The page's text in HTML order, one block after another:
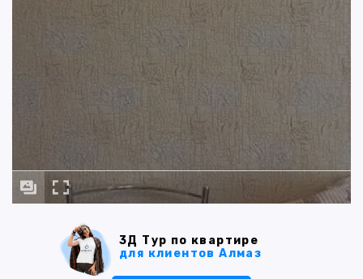
3Д Тур по квартире
для клиентов Алмаз